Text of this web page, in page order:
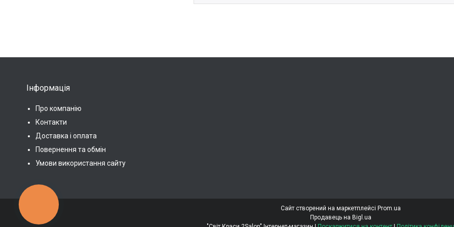
Інформація
Про компанію
Контакти
Доставка і оплата
Повернення та обмін
Умови використання сайту
Сайт створений на маркетплейсі Prom.ua
Продавець на Bigl.ua